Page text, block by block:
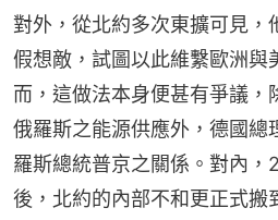
對外，從北約多次東擴可見，
假想敵，試圖以此維繫歐洲與
而，這做法本身便甚有爭議，
俄羅斯之能源供應外，德國總
羅斯總統普京之關係。對內，
後，北約的內部不和更正式搬